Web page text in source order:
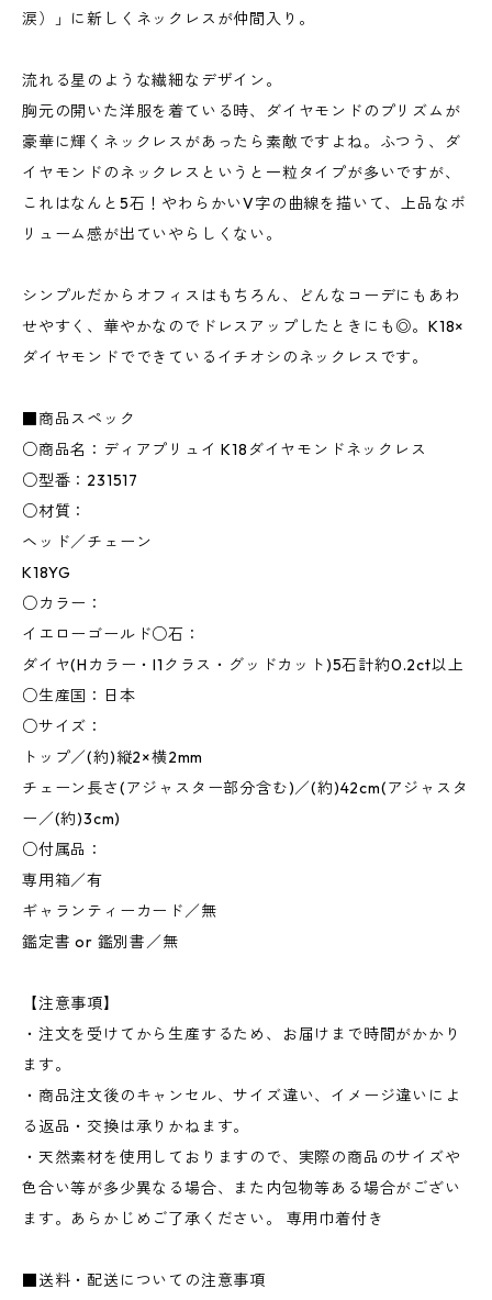
涙）」に新しくネックレスが仲間入り。
流れる星のような繊細なデザイン。
胸元の開いた洋服を着ている時、ダイヤモンドのプリズムが
豪華に輝くネックレスがあったら素敵ですよね。ふつう、ダ
イヤモンドのネックレスというと一粒タイプが多いですが、
これはなんと5石！やわらかいV字の曲線を描いて、上品なボ
リューム感が出ていやらしくない。
シンプルだからオフィスはもちろん、どんなコーデにもあわ
せやすく、華やかなのでドレスアップしたときにも◎。K18×
ダイヤモンドでできているイチオシのネックレスです。
■商品スペック
○商品名：ディアプリュイ K18ダイヤモンドネックレス
○型番：231517
○材質：
ヘッド／チェーン
K18YG
○カラー：
イエローゴールド○石：
ダイヤ(Hカラー・I1クラス・グッドカット)5石計約0.2ct以上
○生産国：日本
○サイズ：
トップ／(約)縦2×横2mm
チェーン長さ(アジャスター部分含む)／(約)42cm(アジャスタ
ー／(約)3cm)
○付属品：
専用箱／有
ギャランティーカード／無
鑑定書 or 鑑別書／無
【注意事項】
・注文を受けてから生産するため、お届けまで時間がかかり
ます。
・商品注文後のキャンセル、サイズ違い、イメージ違いによ
る返品・交換は承りかねます。
・天然素材を使用しておりますので、実際の商品のサイズや
色合い等が多少異なる場合、また内包物等ある場合がござい
ます。あらかじめご了承ください。 専用巾着付き
■送料・配送についての注意事項